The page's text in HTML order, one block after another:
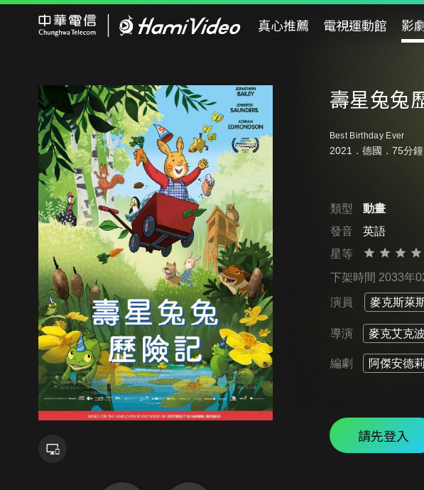
真心推薦 電視運動館 影
壽星兔兔
Best Birthday Ever
2021．德國．75分鐘
類型
動畫
發音
英語
星等
下架時間 2033年
演員 麥克斯萊
導演 麥克艾克
編劇 阿傑安德
請先登入